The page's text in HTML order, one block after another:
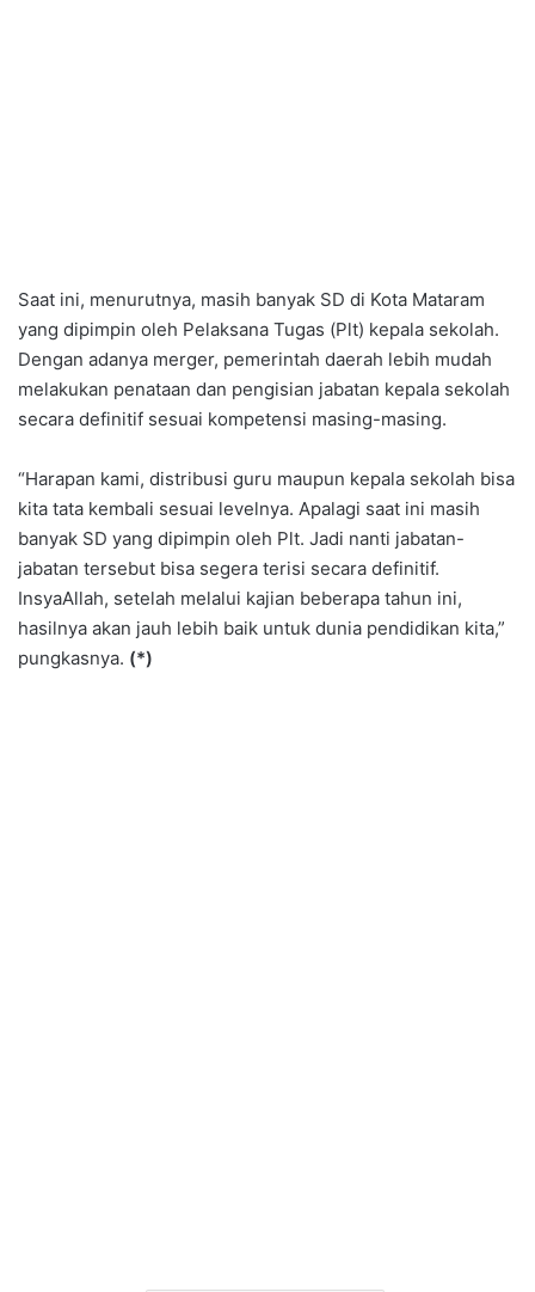
Saat ini, menurutnya, masih banyak SD di Kota Mataram
yang dipimpin oleh Pelaksana Tugas (Plt) kepala sekolah.
Dengan adanya merger, pemerintah daerah lebih mudah
melakukan penataan dan pengisian jabatan kepala sekolah
secara definitif sesuai kompetensi masing-masing.
“Harapan kami, distribusi guru maupun kepala sekolah bisa
kita tata kembali sesuai levelnya. Apalagi saat ini masih
banyak SD yang dipimpin oleh Plt. Jadi nanti jabatan-
jabatan tersebut bisa segera terisi secara definitif.
InsyaAllah, setelah melalui kajian beberapa tahun ini,
hasilnya akan jauh lebih baik untuk dunia pendidikan kita,”
pungkasnya. (*)